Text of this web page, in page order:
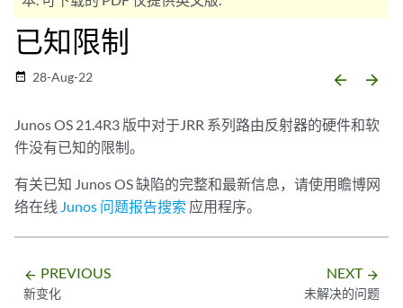
已知限制
date_range 28-Aug-22 arrow_backward arrow_forward
Junos OS 21.4R3 版中对于JRR 系列路由反射器的硬件和软
件没有已知的限制。
有关已知 Junos OS 缺陷的完整和最新信息，请使用瞻博网
络在线 Junos 问题报告搜索 应用程序。
arrow_backward PREVIOUS
新变化
NEXT arrow_forward
未解决的问题